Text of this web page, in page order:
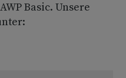
Basic. Unsere